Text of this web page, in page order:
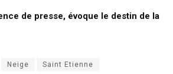
de presse, évoque le destin de la
Neige Saint Etienne